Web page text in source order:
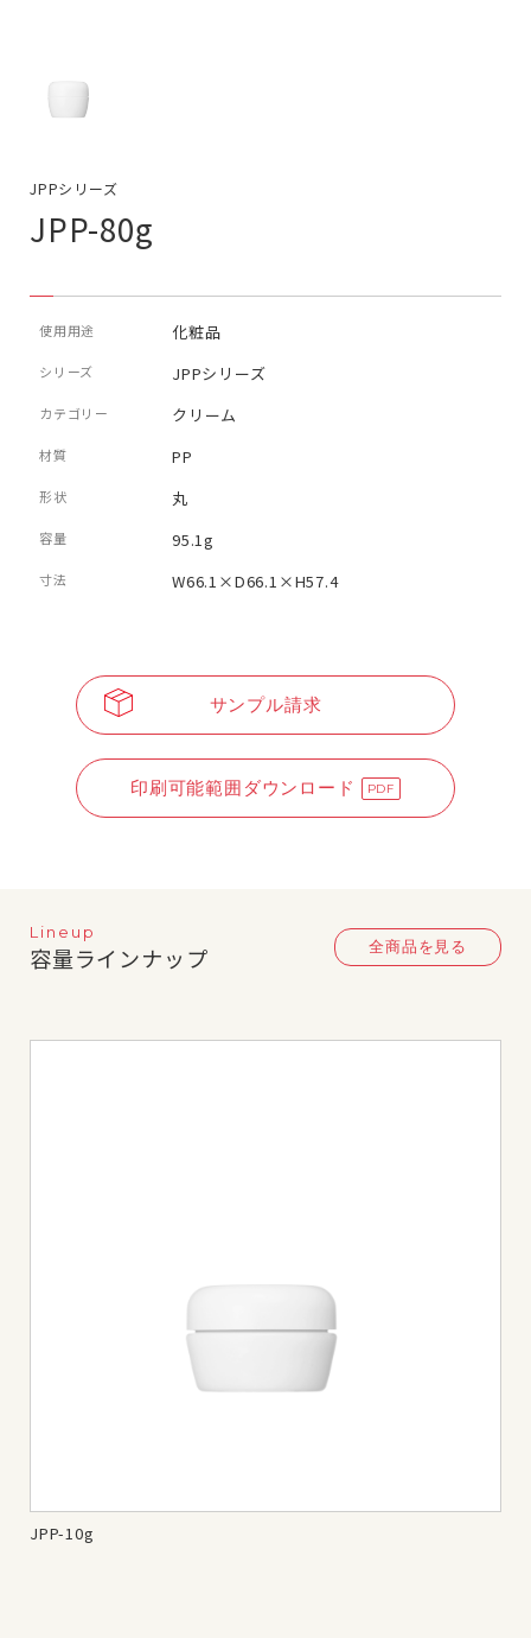
JPPシリーズ
JPP-80g
使用用途 化粧品
シリーズ JPPシリーズ
カテゴリー クリーム
材質 PP
形状 丸
容量 95.1g
寸法 W66.1×D66.1×H57.4
サンプル請求
印刷可能範囲ダウンロード
Lineup
容量ラインナップ 全商品を見る
JPP-10g